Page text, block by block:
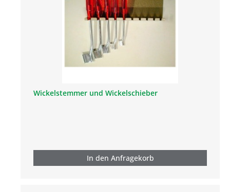
Wickelstemmer und Wickelschieber
In den Anfragekorb